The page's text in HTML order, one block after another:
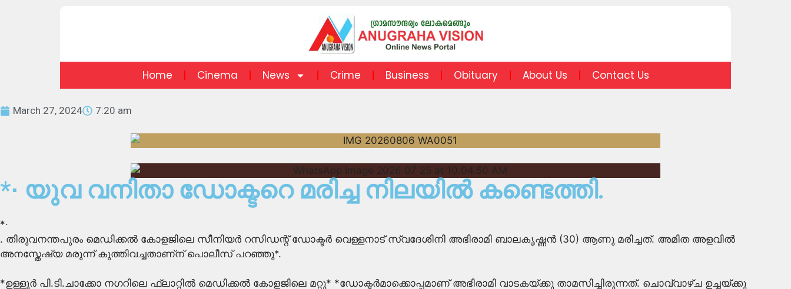
Home Cinema News Crime Business Obituary About Us Contact Us
March 27, 2024 7:20 am
*∙ യുവ വനിതാ ഡോക്ടറെ മരിച്ച നിലയിൽ കണ്ടെത്തി.
*∙
. തിരുവനന്തപുരം മെഡിക്കൽ കോളജിലെ സീനിയർ റസിഡന്റ് ഡോക്ടർ വെള്ളനാട് സ്വദേശിനി അഭിരാമി ബാലകൃഷ്ണൻ (30) ആണു മരിച്ചത്. അമിത അളവിൽ
അനസ്തേഷ്യ മരുന്ന് കുത്തിവച്ചതാണ്ന് പൊലീസ് പറഞ്ഞു*.
*ഉള്ളൂർ പി.ടി.ചാക്കോ നഗറിലെ ഫ്ലാറ്റിൽ മെ‍ഡിക്കൽ കോളജിലെ മറ്റു* *ഡോക്ടർമാക്കൊപ്പമാണ് അഭിരാമി വാടകയ്ക്കു താമസിച്ചിരുന്നത്. ചൊവ്വാഴ്ച ഉച്ചയ്ക്കു